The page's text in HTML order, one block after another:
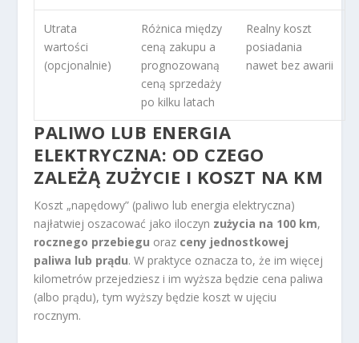
Utrata
wartości
(opcjonalnie)
Różnica między
ceną zakupu a
prognozowaną
ceną sprzedaży
po kilku latach
Realny koszt
posiadania
nawet bez awarii
PALIWO LUB ENERGIA
ELEKTRYCZNA: OD CZEGO
ZALEŻĄ ZUŻYCIE I KOSZT NA KM
Koszt „napędowy” (paliwo lub energia elektryczna)
najłatwiej oszacować jako iloczyn zużycia na 100 km,
rocznego przebiegu oraz ceny jednostkowej
paliwa lub prądu. W praktyce oznacza to, że im więcej
kilometrów przejedziesz i im wyższa będzie cena paliwa
(albo prądu), tym wyższy będzie koszt w ujęciu
rocznym.